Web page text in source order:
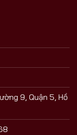
9, Quận 5, Hồ